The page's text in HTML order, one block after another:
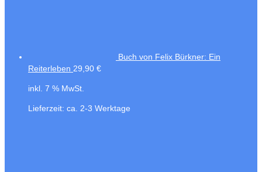
Buch von Felix Bürkner: Ein
Reiterleben 29,90 €
inkl. 7 % MwSt.
Lieferzeit: ca. 2-3 Werktage